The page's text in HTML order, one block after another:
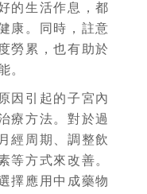
的生活作息，都
康。同時，註意
勞累，也有助於
。
因引起的子宮內
療方法。對於過
經周期、調整飲
等方式來改善。
擇應用中成藥物